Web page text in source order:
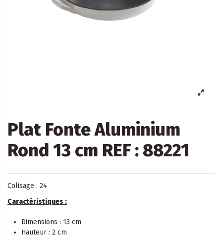
Plat Fonte Aluminium
Rond 13 cm REF : 88221
Colisage : 24
Caractéristiques :
Dimensions : 13 cm
Hauteur : 2 cm